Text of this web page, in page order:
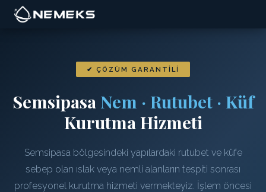
✔ ÇÖZÜM GARANTILI
Semsipasa Nem · Rutubet · Küf
Kurutma Hizmeti
Semsipasa bölgesindeki yapılardaki rutubet ve küfe
sebep olan ıslak veya nemli alanların tespiti sonrası
profesyonel kurutma hizmeti vermekteyiz. İşlem öncesi